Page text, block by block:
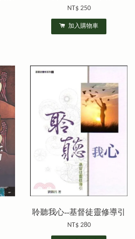
NT$ 250
加入購物車
聆聽我心--基督徒靈修導引
NT$ 280